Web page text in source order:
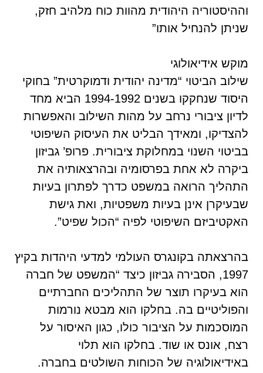
וההיסטוריה היהודית מהוות כוח מלהיב חזק,
שניתן להנחיל אותו”
מוקש אידיאולוגי
שילוב הביטוי “מדינה יהודית ודמוקרטית” בחוקי
היסוד שנחקקו בשנים 1994-1992 הביא מחד
לדיון ציבורי נרחב על מהות השילוב והאפשרות
להצדיקו, ומאידך הבליט את העיסוק השיפוטי
בביטוי השנוי במחלוקת ציבורית. פרופ’ גביזון
ביקרה לא אחת בפרסומיה ובהרצאותיה את
התהליך הרואה במשפט כדרך לפתרון בעיות
שבעיקרן אינן בעיות משפטיות, ואת גישת
האקטיביזם השיפוטי לפיה “הכול שפיט”.
בהרצאתה בקונגרס העולמי למדעי היהדות בקיץ
1997, הסבירה גביזון כיצד “המשפט של חברה
הוא בעיקרו תוצר של התהליכים החברתיים
והפוליטיים בה. בחלקו הוא מבטא נורמות
המוסכמות על הציבור כולו, כגון האיסור על
רצח, אונס או שוד. בחלקו הוא תלוי
באידיאולוגיה של הכוחות השולטים בחברה.